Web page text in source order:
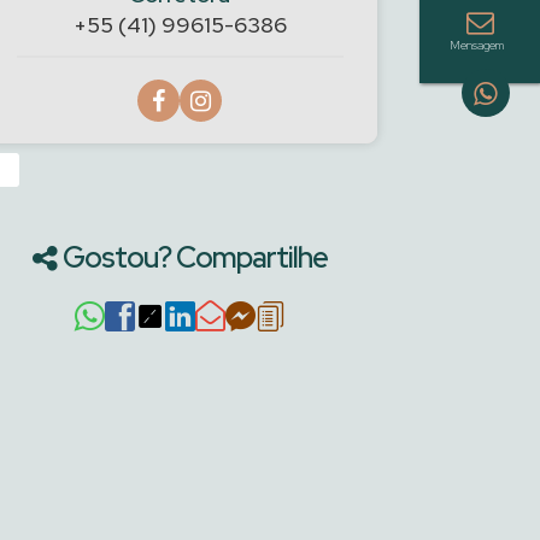
+55 (41) 99615-6386 +55
Gostou? Compartilhe